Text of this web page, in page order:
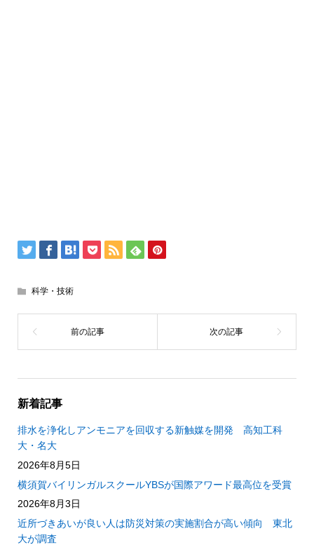
科学・技術
新着記事
排水を浄化しアンモニアを回収する新触媒を開発 高知工科
大・名大
2026年8月5日
横須賀バイリンガルスクールYBSが国際アワード最高位を受賞
2026年8月3日
近所づきあいが良い人は防災対策の実施割合が高い傾向 東北
大が調査